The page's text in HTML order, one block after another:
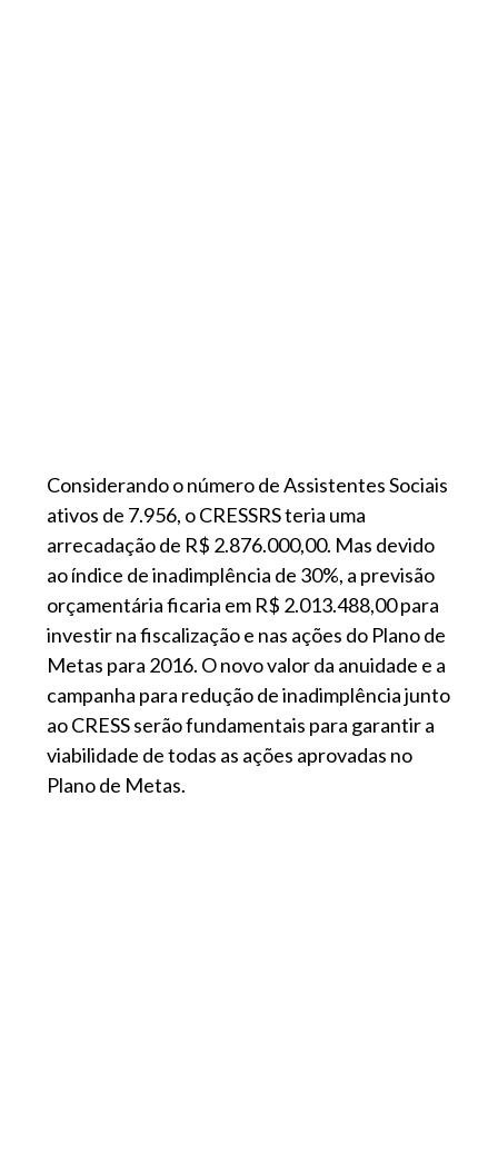
Considerando o número de Assistentes Sociais
ativos de 7.956, o CRESSRS teria uma
arrecadação de R$ 2.876.000,00. Mas devido
ao índice de inadimplência de 30%, a previsão
orçamentária ficaria em R$ 2.013.488,00 para
investir na fiscalização e nas ações do Plano de
Metas para 2016. O novo valor da anuidade e a
campanha para redução de inadimplência junto
ao CRESS serão fundamentais para garantir a
viabilidade de todas as ações aprovadas no
Plano de Metas.